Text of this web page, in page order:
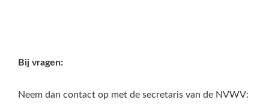
Bij vragen:
Neem dan contact op met de secretaris van de NVWV: